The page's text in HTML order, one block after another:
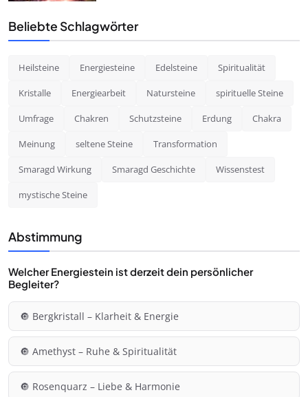
Beliebte Schlagwörter
Heilsteine Energiesteine Edelsteine Spiritualität
Kristalle Energiearbeit Natursteine spirituelle Steine
Umfrage Chakren Schutzsteine Erdung Chakra
Meinung seltene Steine Transformation
Smaragd Wirkung Smaragd Geschichte Wissenstest
mystische Steine
Abstimmung
Welcher Energiestein ist derzeit dein persönlicher
Begleiter?
🔘 Bergkristall – Klarheit & Energie
🔘 Amethyst – Ruhe & Spiritualität
🔘 Rosenquarz – Liebe & Harmonie